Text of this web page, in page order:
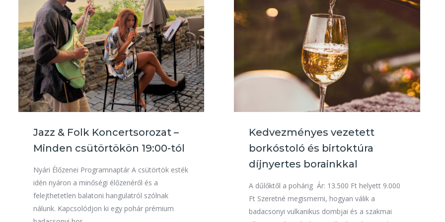
Jazz & Folk Koncertsorozat –
Minden csütörtökön 19:00-tól
Nyári Élőzenei Programnaptár A csütörtök esték
idén nyáron a minőségi élőzenéről és a
felejthetetlen balatoni hangulatról szólnak
nálunk. Kapcsolódjon ki egy pohár prémium
Kedvezményes vezetett
borkóstoló és birtoktúra
díjnyertes borainkkal
A dűlőktől a pohárig Ár: 13.500 Ft helyett 9.000
Ft Szeretné megismerni, hogyan válik a
badacsonyi vulkanikus dombjai és a szakmai